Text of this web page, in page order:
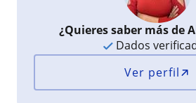
¿Quieres saber más de
Dados
Ver perfil